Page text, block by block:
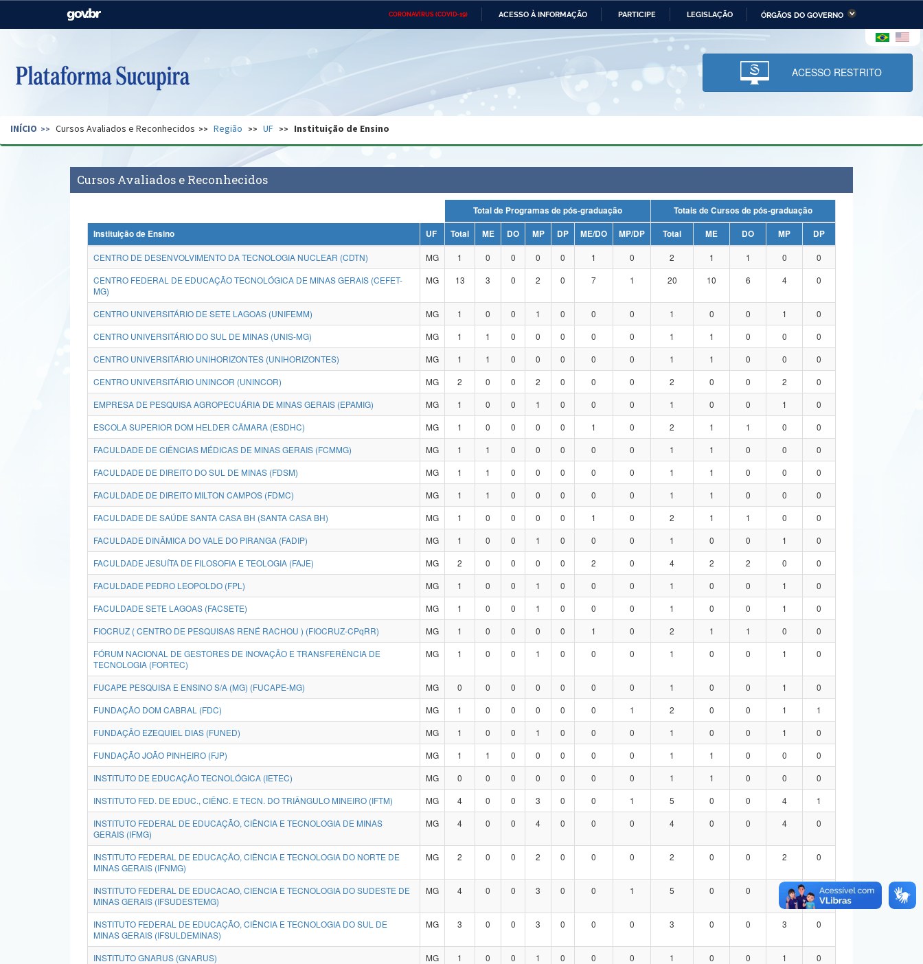
CORONAVÍRUS (COVID-19) ACESSO À INFORMAÇÃO PARTICIPE LEGISLAÇÃO ÓRGÃOS DO GOVERNO
Casa Civil Ministério das Relações Ministério da Economia Ministério da Infraestrutura
Pecuária e Abastecimento
Ministério da Ciência,
Tecnologia, Inovações e
Comunicações
Ministério do Desenvolvimento
Regional e dos Direitos Humanos
Secretaria de Governo Gabinete de Segurança Advocacia-Geral da União Banco Central do Brasil Planalto
ACESSO RESTRITO
INÍCIO Cursos Avaliados e Reconhecidos Região UF Instituição de Ensino
Cursos Avaliados e Reconhecidos
Total de Programas de pós-graduação
Totais de Cursos de pós-graduação
Instituição de Ensino
UF Total ME DO MP DP ME/DO MP/DP Total ME DO MP
DP
CENTRO DE DESENVOLVIMENTO DA TECNOLOGIA NUCLEAR (CDTN)
MG 1 0 0 0 0 1 0 2 1 1 0
0
CENTRO FEDERAL DE EDUCAÇÃO TECNOLÓGICA DE MINAS GERAIS (CEFET-
MG)
MG 13 3 0 2 0 7 1 20 10 6 4 0
CENTRO UNIVERSITÁRIO DE SETE LAGOAS (UNIFEMM) MG 1 0 0 1 0 0 0 1 0 0 1
0
CENTRO UNIVERSITÁRIO DO SUL DE MINAS (UNIS-MG)
MG 1 1 0 0 0 0 0 1 1 0 0
0
CENTRO UNIVERSITÁRIO UNIHORIZONTES (UNIHORIZONTES)
MG 1 1 0 0 0 0 0 1 1 0 0
0
CENTRO UNIVERSITÁRIO UNINCOR (UNINCOR)
MG 2 0 0 2 0 0 0 2 0 0 2
0
EMPRESA DE PESQUISA AGROPECUÁRIA DE MINAS GERAIS (EPAMIG)
MG 1 0 0 1 0 0 0 1 0 0 1
0
ESCOLA SUPERIOR DOM HELDER CÂMARA (ESDHC)
MG 1 0 0 0 0 1 0 2 1 1 0
0
FACULDADE DE CIÊNCIAS MÉDICAS DE MINAS GERAIS (FCMMG)
MG 1 1 0 0 0 0 0 1 1 0 0
0
FACULDADE DE DIREITO DO SUL DE MINAS (FDSM)
MG 1 1 0 0 0 0 0 1 1 0 0
0
FACULDADE DE DIREITO MILTON CAMPOS (FDMC)
MG 1 1 0 0 0 0 0 1 1 0 0
0
FACULDADE DE SAÚDE SANTA CASA BH (SANTA CASA BH)
MG 1 0 0 0 0 1 0 2 1 1 0
0
FACULDADE DINÂMICA DO VALE DO PIRANGA (FADIP)
MG 1 0 0 1 0 0 0 1 0 0 1
0
FACULDADE JESUÍTA DE FILOSOFIA E TEOLOGIA (FAJE)
MG 2 0 0 0 0 2 0 4 2 2 0
0
FACULDADE PEDRO LEOPOLDO (FPL)
MG 1 0 0 1 0 0 0 1 0 0 1
0
FACULDADE SETE LAGOAS (FACSETE)
MG 1 0 0 1 0 0 0 1 0 0 1
0
FIOCRUZ ( CENTRO DE PESQUISAS RENÉ RACHOU ) (FIOCRUZ-CPqRR)
MG 1 0 0 0 0 1 0 2 1 1 0
0
FÓRUM NACIONAL DE GESTORES DE INOVAÇÃO E TRANSFERÊNCIA DE
TECNOLOGIA (FORTEC)
MG 1 0 0 1 0 0 0 1 0 0 1 0
FUCAPE PESQUISA E ENSINO S/A (MG) (FUCAPE-MG) MG 0 0 0 0 0 0 0 1 0 0 1
0
FUNDAÇÃO DOM CABRAL (FDC)
MG 1 0 0 0 0 0 1 2 0 0 1
1
FUNDAÇÃO EZEQUIEL DIAS (FUNED)
MG 1 0 0 1 0 0 0 1 0 0 1
0
FUNDAÇÃO JOÃO PINHEIRO (FJP)
MG 1 1 0 0 0 0 0 1 1 0 0
0
INSTITUTO DE EDUCAÇÃO TECNOLÓGICA (IETEC)
MG 0 0 0 0 0 0 0 1 1 0 0
0
INSTITUTO FED. DE EDUC., CIÊNC. E TECN. DO TRIÂNGULO MINEIRO (IFTM)
MG 4 0 0 3 0 0 1 5 0 0 4
1
INSTITUTO FEDERAL DE EDUCAÇÃO, CIÊNCIA E TECNOLOGIA DE MINAS
GERAIS (IFMG)
MG 4 0 0 4 0 0 0 4 0 0 4 0
INSTITUTO FEDERAL DE EDUCAÇÃO, CIÊNCIA E TECNOLOGIA DO NORTE DE
MINAS GERAIS (IFNMG)
MG 2 0 0 2 0 0 0 2 0 0 2 0
INSTITUTO FEDERAL DE EDUCACAO, CIENCIA E TECNOLOGIA DO SUDESTE DE
MINAS GERAIS (IFSUDESTEMG)
MG 4 0 0 3 0 0 1 5 0 0 1
INSTITUTO FEDERAL DE EDUCAÇÃO, CIÊNCIA E TECNOLOGIA DO SUL DE
MINAS GERAIS (IFSULDEMINAS)
MG 3 0 0 3 0 0 0 3 0 0 3 0
INSTITUTO GNARUS (GNARUS) MG 1 0 0 1 0 0 0 1 0 0 1
0